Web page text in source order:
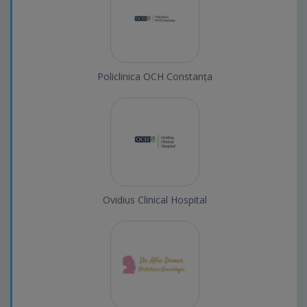
Policlinica OCH Constanța
Ovidius Clinical Hospital